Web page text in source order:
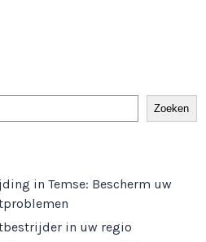
Zoeken
in Temse: Bescherm uw
in uw regio